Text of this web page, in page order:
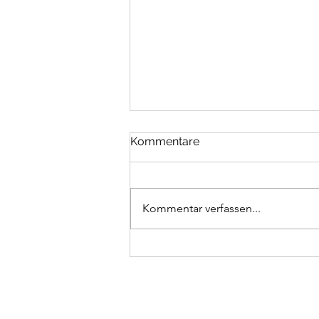
Kommentare
Kommentar verfassen...